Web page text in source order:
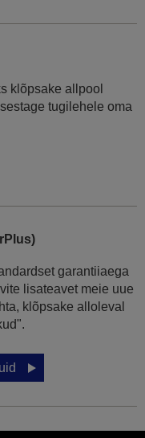
klõpsake allpool
tugilehele oma
garantiiaega
lisateavet meie uue
klõpsake alloleval